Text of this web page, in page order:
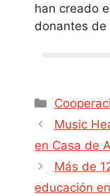
han creado
donantes de
Music
en Casa de
Más de
educación